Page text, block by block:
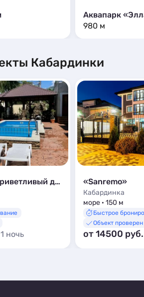
Аквапарк
980 м
Кабардинки
Гостевой дом Приветливый дворик
1 ночь
«Sanremo»
Кабардинка
море · 150 м
Быстрое
Объект проверен
от 14500